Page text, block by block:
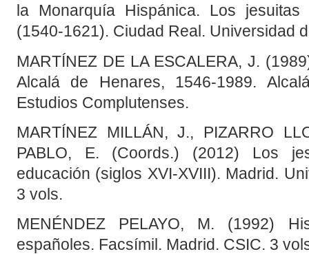
la Monarquía Hispánica. Los
(1540-1621). Ciudad Real. Universidad
MARTÍNEZ DE LA ESCALERA, J.
Alcalá de Henares, 1546-1989.
Estudios Complutenses.
MARTÍNEZ MILLÁN, J., PIZARRO
PABLO, E. (Coords.) (2012) Los
educación (siglos XVI-XVIII). Madrid.
3 vols.
MENÉNDEZ PELAYO, M. (1992)
españoles. Facsímil. Madrid. CSIC. 3